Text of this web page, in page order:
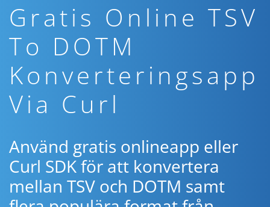
Gratis Online TSV
To DOTM
Konverteringsapp
Via Curl
Använd gratis onlineapp eller
Curl SDK för att konvertera
mellan TSV och DOTM samt